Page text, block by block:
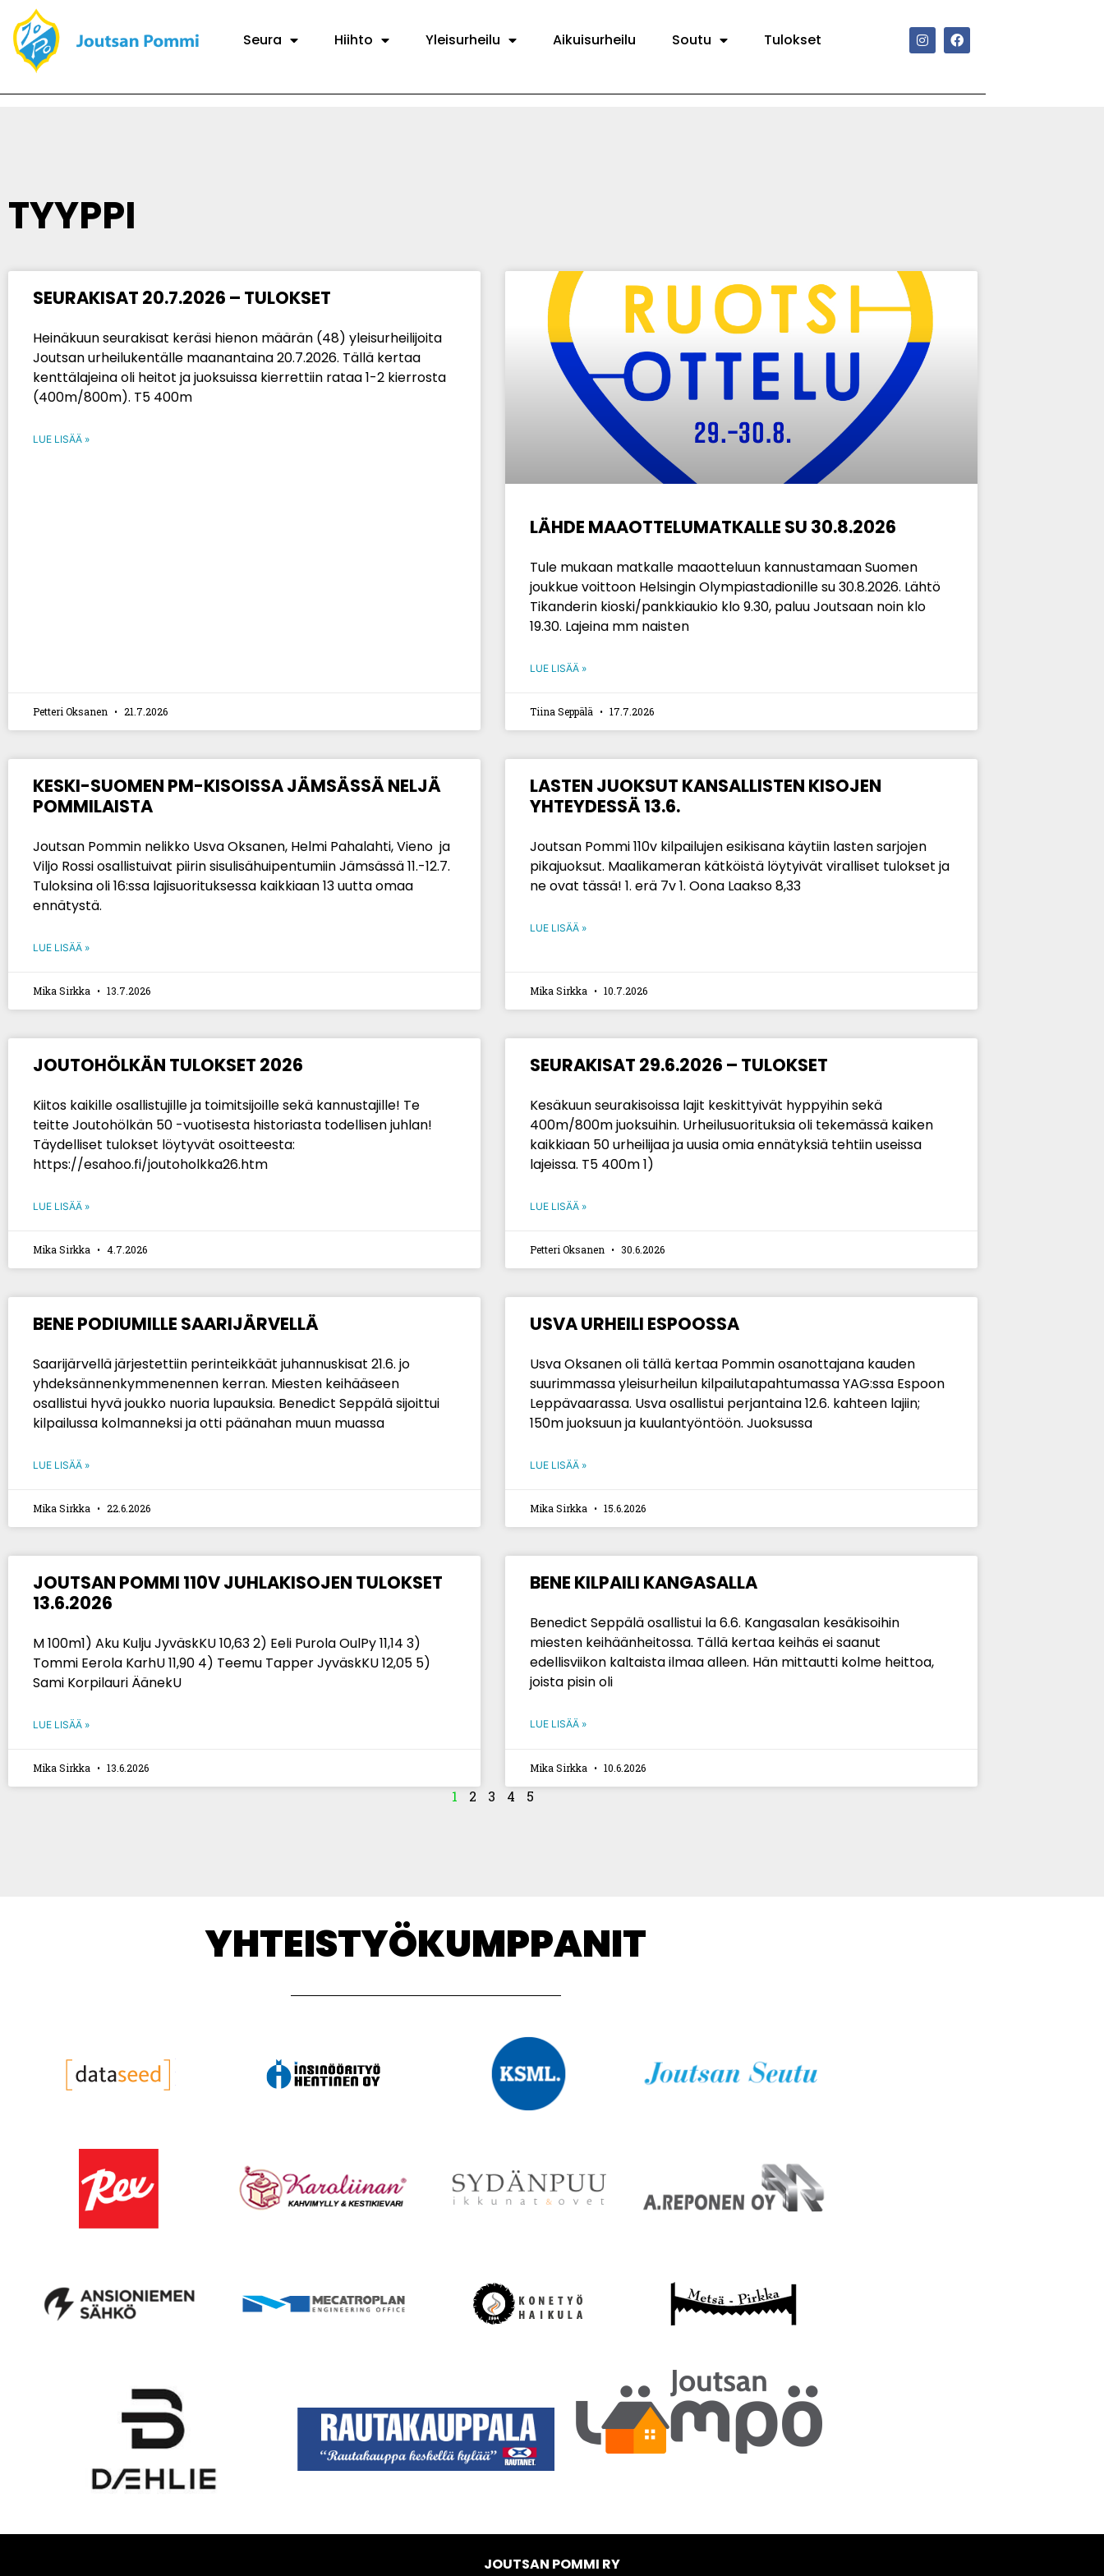
Seura Hiihto Yleisurheilu Aikuisurheilu Soutu Tulokset
TYYPPI
SEURAKISAT 20.7.2026 – TULOKSET
Heinäkuun seurakisat keräsi hienon määrän (48) yleisurheilijoita
Joutsan urheilukentälle maanantaina 20.7.2026. Tällä kertaa
kenttälajeina oli heitot ja juoksuissa kierrettiin rataa 1-2 kierrosta
(400m/800m). T5 400m
LUE LISÄÄ »
Petteri Oksanen 21.7.2026
LÄHDE MAAOTTELUMATKALLE SU 30.8.2026
Tule mukaan matkalle maaotteluun kannustamaan Suomen
joukkue voittoon Helsingin Olympiastadionille su 30.8.2026. Lähtö
Tikanderin kioski/pankkiaukio klo 9.30, paluu Joutsaan noin klo
19.30. Lajeina mm naisten
LUE LISÄÄ »
Tiina Seppälä 17.7.2026
KESKI-SUOMEN PM-KISOISSA JÄMSÄSSÄ NELJÄ
POMMILAISTA
Joutsan Pommin nelikko Usva Oksanen, Helmi Pahalahti, Vieno ja
Viljo Rossi osallistuivat piirin sisulisähuipentumiin Jämsässä 11.-12.7.
Tuloksina oli 16:ssa lajisuorituksessa kaikkiaan 13 uutta omaa
ennätystä.
LUE LISÄÄ »
Mika Sirkka 13.7.2026
LASTEN JUOKSUT KANSALLISTEN KISOJEN
YHTEYDESSÄ 13.6.
Joutsan Pommi 110v kilpailujen esikisana käytiin lasten sarjojen
pikajuoksut. Maalikameran kätköistä löytyivät viralliset tulokset ja
ne ovat tässä! 1. erä 7v 1. Oona Laakso 8,33
LUE LISÄÄ »
Mika Sirkka 10.7.2026
JOUTOHÖLKÄN TULOKSET 2026
Kiitos kaikille osallistujille ja toimitsijoille sekä kannustajille! Te
teitte Joutohölkän 50 -vuotisesta historiasta todellisen juhlan!
Täydelliset tulokset löytyvät osoitteesta:
https://esahoo.fi/joutoholkka26.htm
LUE LISÄÄ »
Mika Sirkka 4.7.2026
SEURAKISAT 29.6.2026 – TULOKSET
Kesäkuun seurakisoissa lajit keskittyivät hyppyihin sekä
400m/800m juoksuihin. Urheilusuorituksia oli tekemässä kaiken
kaikkiaan 50 urheilijaa ja uusia omia ennätyksiä tehtiin useissa
lajeissa. T5 400m 1)
LUE LISÄÄ »
Petteri Oksanen 30.6.2026
BENE PODIUMILLE SAARIJÄRVELLÄ
Saarijärvellä järjestettiin perinteikkäät juhannuskisat 21.6. jo
yhdeksännenkymmenennen kerran. Miesten keihääseen
osallistui hyvä joukko nuoria lupauksia. Benedict Seppälä sijoittui
kilpailussa kolmanneksi ja otti päänahan muun muassa
LUE LISÄÄ »
Mika Sirkka 22.6.2026
USVA URHEILI ESPOOSSA
Usva Oksanen oli tällä kertaa Pommin osanottajana kauden
suurimmassa yleisurheilun kilpailutapahtumassa YAG:ssa Espoon
Leppävaarassa. Usva osallistui perjantaina 12.6. kahteen lajiin;
150m juoksuun ja kuulantyöntöön. Juoksussa
LUE LISÄÄ »
Mika Sirkka 15.6.2026
JOUTSAN POMMI 110V JUHLAKISOJEN TULOKSET
13.6.2026
M 100m1) Aku Kulju JyväskKU 10,63 2) Eeli Purola OulPy 11,14 3)
Tommi Eerola KarhU 11,90 4) Teemu Tapper JyväskKU 12,05 5)
Sami Korpilauri ÄänekU
LUE LISÄÄ »
Mika Sirkka 13.6.2026
BENE KILPAILI KANGASALLA
Benedict Seppälä osallistui la 6.6. Kangasalan kesäkisoihin
miesten keihäänheitossa. Tällä kertaa keihäs ei saanut
edellisviikon kaltaista ilmaa alleen. Hän mittautti kolme heittoa,
joista pisin oli
LUE LISÄÄ »
Mika Sirkka 10.6.2026
1 2 3 4 5
YHTEISTYÖKUMPPANIT
JOUTSAN POMMI RY